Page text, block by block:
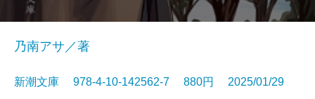
乃南アサ／著
新潮文庫 978-4-10-142562-7 880円 2025/01/29